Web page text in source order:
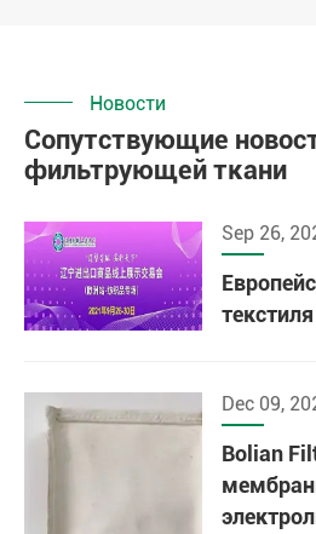
Новости
Сопутствующие
фильтрующей ткани
Sep 26,
Dec 09,
Bolian